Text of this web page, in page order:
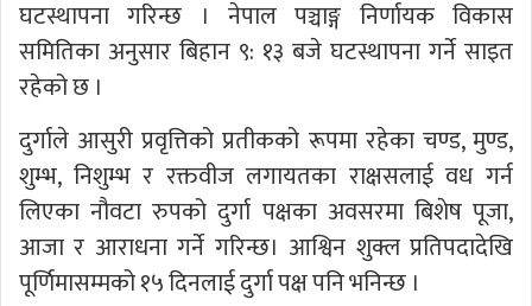
घटस्थापना गरिन्छ । नेपाल पञ्चाङ्ग निर्णायक विकास
समितिका अनुसार बिहान ९: १३ बजे घटस्थापना गर्ने साइत
रहेको छ ।
दुर्गाले आसुरी प्रवृत्तिको प्रतीकको रूपमा रहेका चण्ड, मुण्ड,
शुम्भ, निशुम्भ र रक्तवीज लगायतका राक्षसलाई वध गर्न
लिएका नौवटा रुपको दुर्गा पक्षका अवसरमा बिशेष पूजा,
आजा र आराधना गर्ने गरिन्छ। आश्विन शुक्ल प्रतिपदादेखि
पूर्णिमासम्मको १५ दिनलाई दुर्गा पक्ष पनि भनिन्छ ।